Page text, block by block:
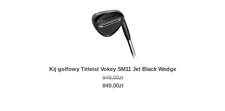
Kij golfowy Titleist Vokey SM11 Jet Black Wedge
949,00zł
849,00zł